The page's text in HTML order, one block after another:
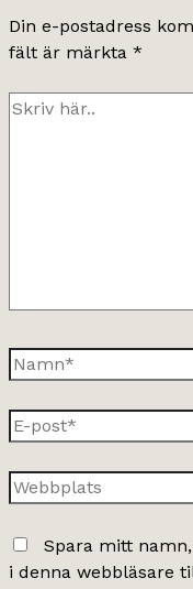
Din e-postadress
fält är märkta *
Skriv
Namn*
E-
post*
Webbplats
Spara mitt
i denna webbläsare